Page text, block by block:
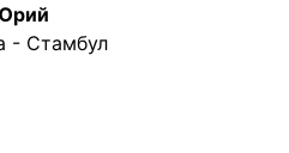
- Стамбул